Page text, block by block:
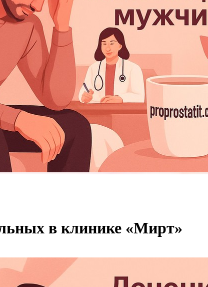
в клинике «Мирт»